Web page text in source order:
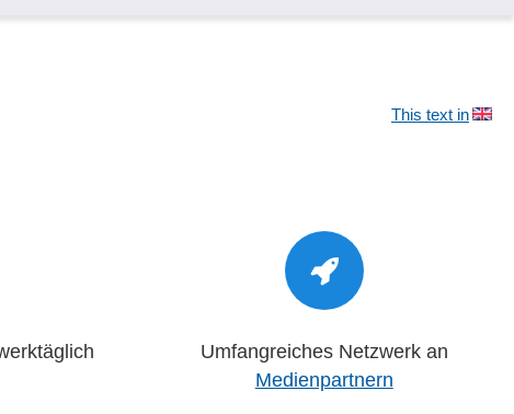
This text in
Umfangreiches Netzwerk an
Medienpartnern